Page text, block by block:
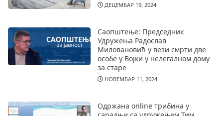
ДЕЦЕМБАР 19, 2024
Саопштење: Председник
Удружења Радослав
Миловановић у вези смрти две
особе у Војки у нелегалном дому
за старе
НОВЕМБАР 11, 2024
Одржана online трибина у